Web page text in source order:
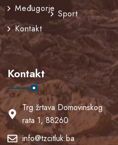
Međugorje
Kontakt
Sport
Kontakt
Trg žrtava Domovinskog
rata 1, 88260
info@tzcitluk.ba